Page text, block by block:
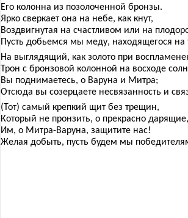
Его колонна из позолоченной бронзы.
Ярко сверкает она на небе, как кнут,
Воздвигнутая на счастливом или на
Пусть добьемся мы меду, находящегося на
На выглядящий, как золото при
Трон с бронзовой колонной на восходе
Вы поднимаетесь, о Варуна и Митра;
Отсюда вы созерцаете несвязанность и
(Тот) самый крепкий щит без трещин,
Который не пронзить, о прекрасно
Им, о Митра-Варуна, защитите нас!
Желая добыть, пусть будем мы